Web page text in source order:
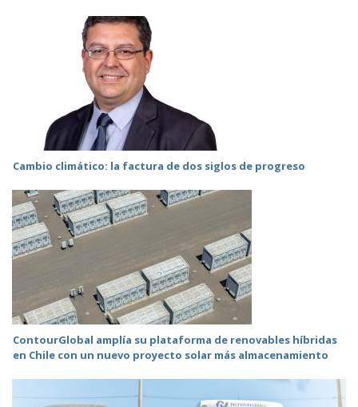
Cambio climático: la factura de dos siglos de progreso
ContourGlobal amplía su plataforma de renovables híbridas
en Chile con un nuevo proyecto solar más almacenamiento